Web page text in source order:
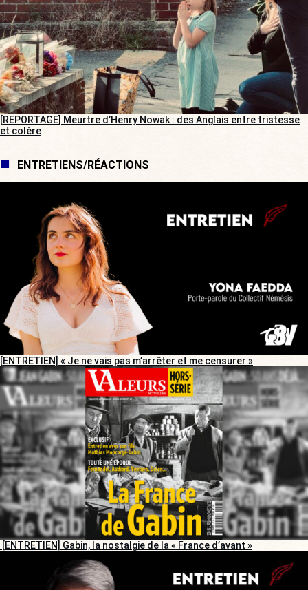
[REPORTAGE] Meurtre d’Henry Nowak : des Anglais entre tristesse
et colère
ENTRETIENS/RÉACTIONS
[ENTRETIEN] « Je ne vais pas m’arrêter et me censurer »
[ENTRETIEN] Gabin, la nostalgie de la « France d’avant »